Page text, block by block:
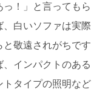
！」と言ってもら
白いソファは実際
敬遠されがちです
インパクトのある
タイプの照明など